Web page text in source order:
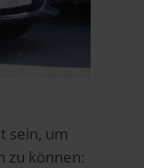
sein, um
zu können: